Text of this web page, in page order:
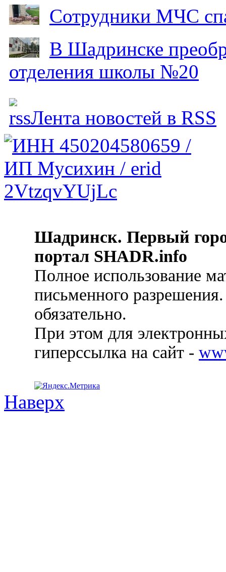
Сотрудники МЧС
В Шадринске
отделения школы №20
Лента новостей в RSS
Шадринск. Первый
портал SHADR.info
Полное использование
письменного
обязательно.
При этом для
гиперссылка на сайт -
Наверх